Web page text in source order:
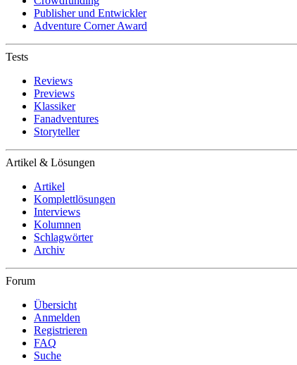
Publisher und Entwickler
Adventure Corner Award
Tests
Reviews
Previews
Klassiker
Fanadventures
Storyteller
Artikel & Lösungen
Artikel
Komplettlösungen
Interviews
Kolumnen
Schlagwörter
Archiv
Forum
Übersicht
Anmelden
Registrieren
FAQ
Suche